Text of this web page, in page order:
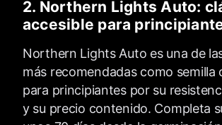
2. Northern Lights Auto:
accesible para
Northern Lights Auto es una de
más recomendadas como semilla
para principiantes por su
y su precio contenido. Completa